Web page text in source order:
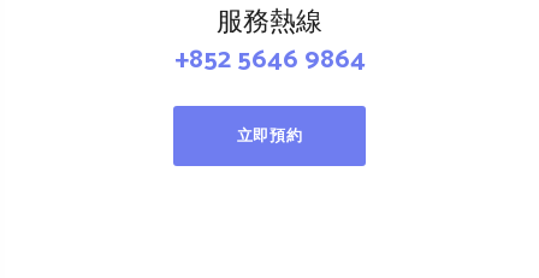
服務熱線
+852 5646 9864
立即預約